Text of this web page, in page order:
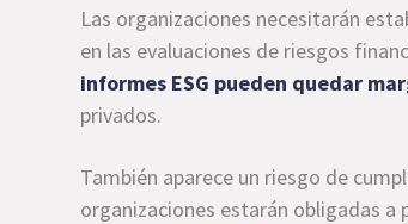
Las organizaciones necesitarán
en las evaluaciones de riesgos
informes ESG pueden quedar
privados.
También aparece un riesgo de
organizaciones estarán obligadas a